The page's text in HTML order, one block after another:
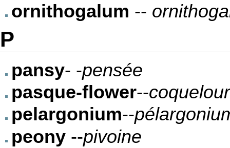
ornithogalum --
P
pansy- -pensée
pasque-flower--
pelargonium--
peony --pivoine